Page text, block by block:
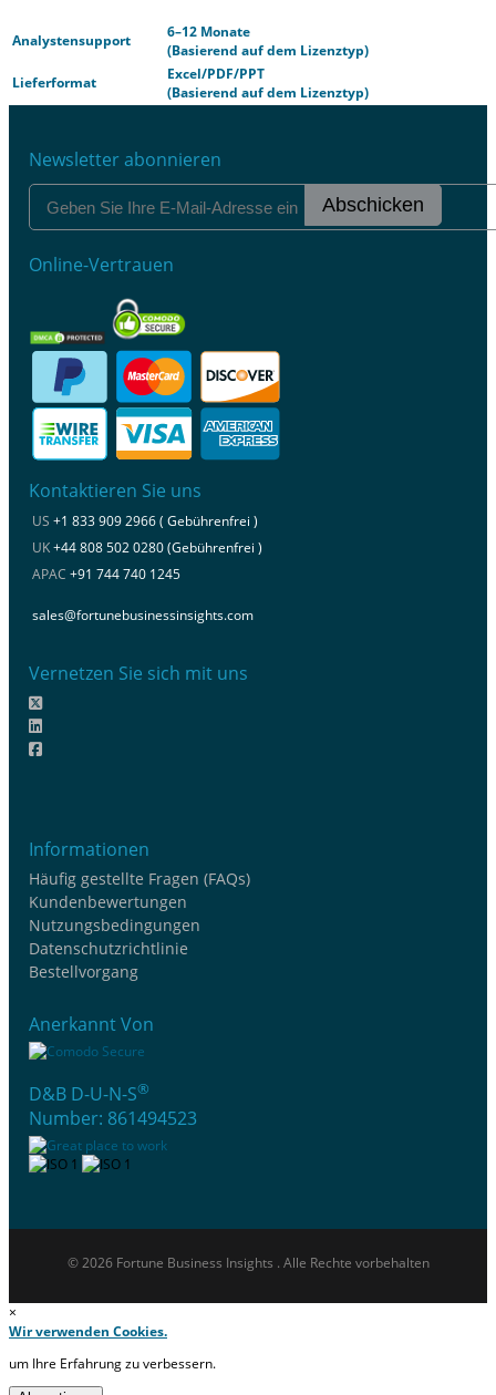
Analystensupport
6–12 Monate
(Basierend auf dem Lizenztyp)
Lieferformat
Excel/PDF/PPT
(Basierend auf dem Lizenztyp)
Newsletter abonnieren
Abschicken
Online-Vertrauen
Kontaktieren Sie uns
US +1 833 909 2966 ( Gebührenfrei )
UK+44 808 502 0280 (Gebührenfrei )
APAC +91 744 740 1245
sales@fortunebusinessinsights.com
Vernetzen Sie sich mit uns
Informationen
Häufig gestellte Fragen (FAQs)
Kundenbewertungen
Nutzungsbedingungen
Datenschutzrichtlinie
Bestellvorgang
Anerkannt Von
D&B D-U-N-S®
Number: 861494523
© 2026 Fortune Business Insights . Alle Rechte vorbehalten
×
Wir verwenden Cookies.
um Ihre Erfahrung zu verbessern.